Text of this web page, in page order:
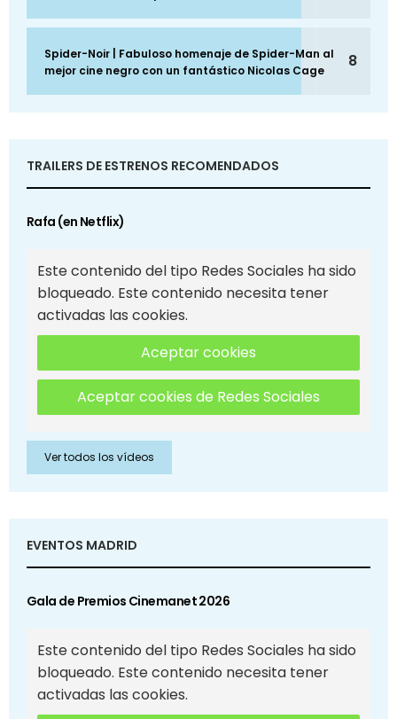
Spider-Noir | Fabuloso homenaje de Spider-Man al
mejor cine negro con un fantástico Nicolas Cage
8
TRAILERS DE ESTRENOS RECOMENDADOS
Rafa (en Netflix)
Este contenido del tipo Redes Sociales ha sido
bloqueado. Este contenido necesita tener
activadas las cookies.
Aceptar cookies
Aceptar cookies de Redes Sociales
Ver todos los vídeos
EVENTOS MADRID
Gala de Premios Cinemanet 2026
Este contenido del tipo Redes Sociales ha sido
bloqueado. Este contenido necesita tener
activadas las cookies.